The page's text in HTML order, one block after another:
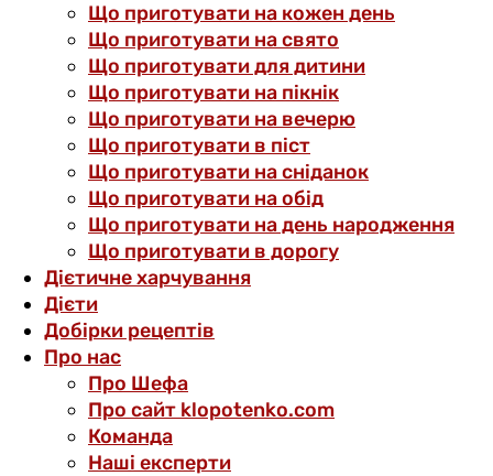
Що приготувати на кожен день
Що приготувати на свято
Що приготувати для дитини
Що приготувати на пікнік
Що приготувати на вечерю
Що приготувати в піст
Що приготувати на сніданок
Що приготувати на обід
Що приготувати на день народження
Що приготувати в дорогу
Дієтичне харчування
Дієти
Добірки рецептів
Про нас
Про Шефа
Про сайт klopotenko.com
Команда
Наші експерти